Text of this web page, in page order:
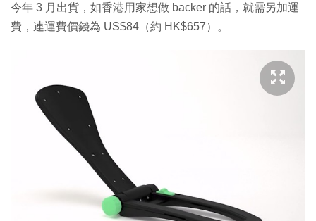
今年 3 月出貨，如香港用家想做 backer 的話，就需另加運
費，連運費價錢為 US$84（約 HK$657）。